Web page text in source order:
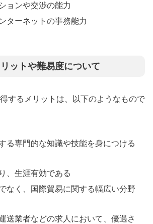
ョンや交渉の能力
ターネットの事務能力
ットや難易度について
するメリットは、以下のようなもので
る専門的な知識や技能を身につける
、生涯有効である
なく、国際貿易に関する幅広い分野
送業者などの求人において、優遇さ